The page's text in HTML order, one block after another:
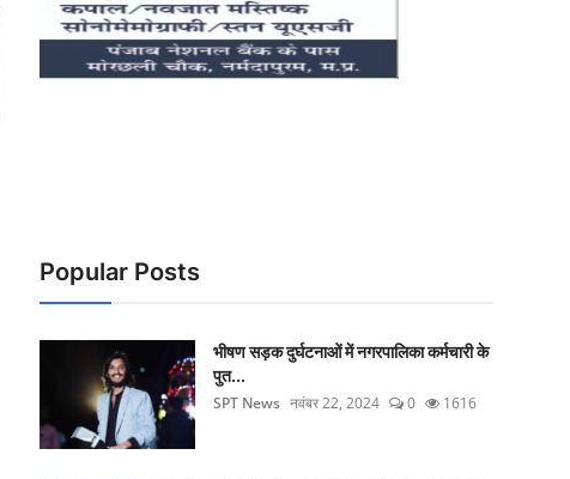
Popular Posts
भीषण सड़क दुर्घटनाओं में नगरपालिका कर्मचारी के
पुत...
SPT News नवंबर 22, 2024 0 1616